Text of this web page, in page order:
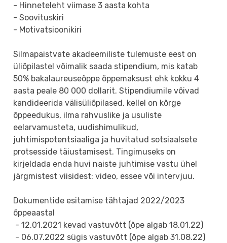
- Hinneteleht viimase 3 aasta kohta
- Soovituskiri
- Motivatsioonikiri
Silmapaistvate akadeemiliste tulemuste eest on
üliõpilastel võimalik saada stipendium, mis katab
50% bakalaureuseõppe õppemaksust ehk kokku 4
aasta peale 80 000 dollarit. Stipendiumile võivad
kandideerida välisüliõpilased, kellel on kõrge
õppeedukus, ilma rahvuslike ja usuliste
eelarvamusteta, uudishimulikud,
juhtimispotentsiaaliga ja huvitatud sotsiaalsete
protsesside täiustamisest. Tingimuseks on
kirjeldada enda huvi naiste juhtimise vastu ühel
järgmistest viisidest: video, essee või intervjuu.
Dokumentide esitamise tähtajad 2022/2023
õppeaastal
- 12.01.2021 kevad vastuvõtt (õpe algab 18.01.22)
- 06.07.2022 sügis vastuvõtt (õpe algab 31.08.22)